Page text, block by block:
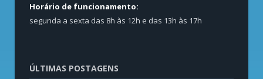
Horário de funcionamento:
segunda a sexta das 8h às 12h e das 13h às 17h
ÚLTIMAS POSTAGENS